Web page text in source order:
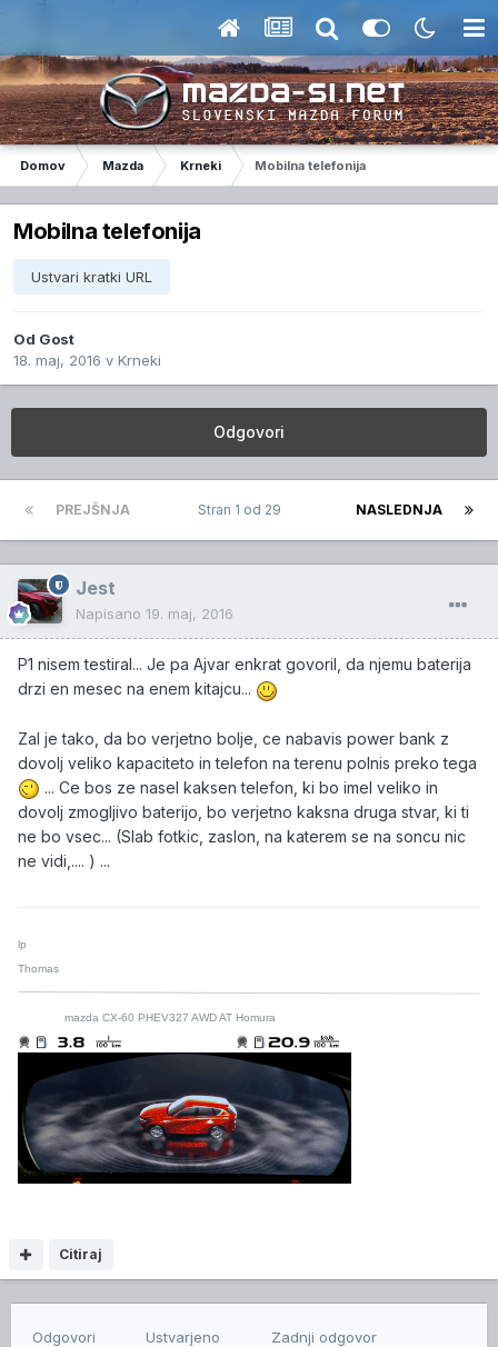
Domov Mazda Krneki Mobilna telefonija
Mobilna telefonija
Ustvari kratki URL
Od Gost
18. maj, 2016 v Krneki
Odgovori
PREJŠNJA NASLEDNJA
Stran 1 od 29
Jest
Napisano 19. maj, 2016
P1 nisem testiral... Je pa Ajvar enkrat govoril, da njemu baterija
drzi en mesec na enem kitajcu...
Zal je tako, da bo verjetno bolje, ce nabavis power bank z
dovolj veliko kapaciteto in telefon na terenu polnis preko tega
... Ce bos ze nasel kaksen telefon, ki bo imel veliko in
dovolj zmogljivo baterijo, bo verjetno kaksna druga stvar, ki ti
ne bo vsec... (Slab fotkic, zaslon, na katerem se na soncu nic
ne vidi,.... ) ...
Citiraj
lp
Thomas
mazda CX-60 PHEV327 AWD AT Homura
Odgovori Ustvarjeno Zadnji odgovor